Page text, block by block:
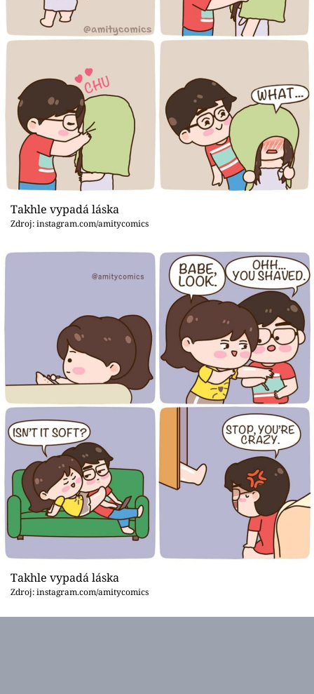
Takhle vypadá láska
Zdroj: instagram.com/amitycomics
Takhle vypadá láska
Zdroj: instagram.com/amitycomics